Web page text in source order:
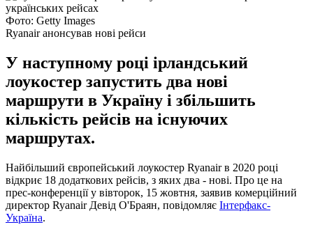
Фото: Getty Images
Ryanair анонсував нові рейси
У наступному році ірландський
лоукостер запустить два нові
маршрути в Україну і збільшить
кількість рейсів на існуючих
маршрутах.
Найбільший європейський лоукостер Ryanair в 2020 році
відкриє 18 додаткових рейсів, з яких два - нові. Про це на
прес-конференції у вівторок, 15 жовтня, заявив комерційний
директор Ryanair Девід О'Браян, повідомляє Інтерфакс-
Україна.